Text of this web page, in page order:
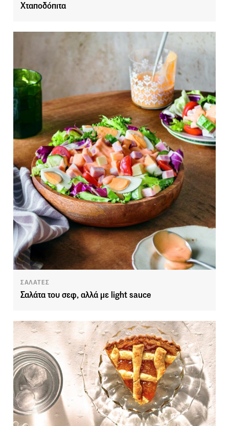
Χταποδόπιτα
ΣΑΛΑΤΕΣ
Σαλάτα του σεφ, αλλά με light sauce